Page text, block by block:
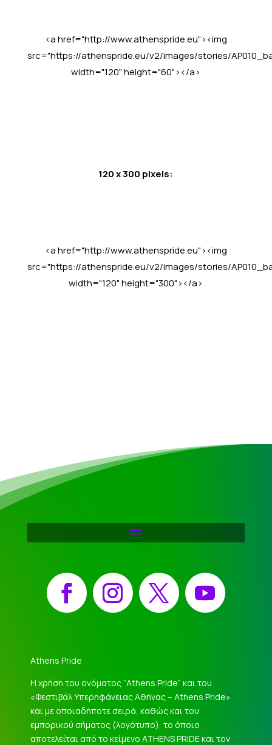
<a href="http://www.athenspride.eu"><img
src="https://athenspride.eu/v2/images/stories/
width="120" height="60"></a>
120 x 300 pixels:
<a href="http://www.athenspride.eu"><img
src="https://athenspride.eu/v2/images/stories/
width="120" height="300"></a>
Facebook Instagram X YouTube
Athens Pride
Η χρήση του ονόματος “Athens Pride” και του
«Φεστιβάλ Υπερηφάνειας Αθήνας – Athens Pride»
και με οποιαδήποτε σειρά, καθώς και του
εμπορικού σήματος (λογότυπο), το όποιο
αποτελείται από το κείμενο ATHENS PRIDE και τον